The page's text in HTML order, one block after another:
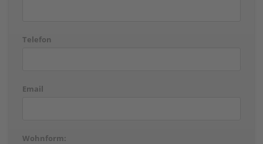
Telefon
Email
Wohnform: